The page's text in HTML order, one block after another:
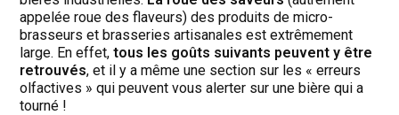
appelée roue des flaveurs) des produits de micro-
brasseurs et brasseries artisanales est extrêmement
large. En effet,tous les goûts suivants peuvent y être
retrouvés, et il y a même une section sur les « erreurs
olfactives » qui peuvent vous alerter sur une bière qui a
tourné !